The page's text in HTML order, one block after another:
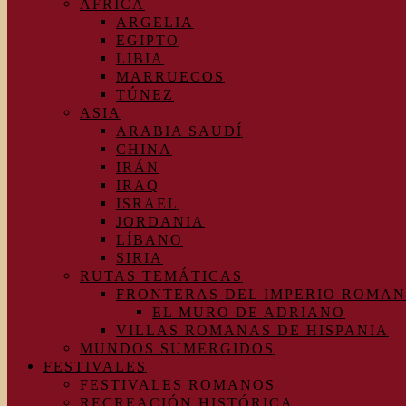
ÁFRICA
ARGELIA
EGIPTO
LIBIA
MARRUECOS
TÚNEZ
ASIA
ARABIA SAUDÍ
CHINA
IRÁN
IRAQ
ISRAEL
JORDANIA
LÍBANO
SIRIA
RUTAS TEMÁTICAS
FRONTERAS DEL IMPERIO
EL MURO DE ADRIANO
VILLAS ROMANAS DE HISPANIA
MUNDOS SUMERGIDOS
FESTIVALES
FESTIVALES ROMANOS
RECREACIÓN HISTÓRICA